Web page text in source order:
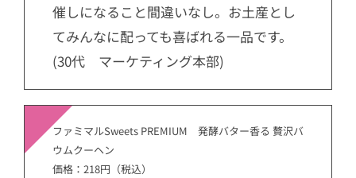
催しになること間違いなし。お土産とし
てみんなに配っても喜ばれる一品です。
(30代 マーケティング本部)
ファミマルSweets PREMIUM 発酵バター香る 贅沢バ
ウムクーヘン
価格：218円（税込）